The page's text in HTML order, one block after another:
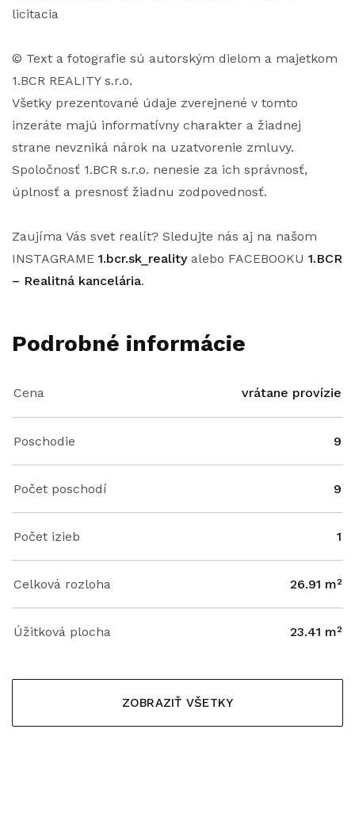
licitacia
© Text a fotografie sú autorským dielom a majetkom
1.BCR REALITY s.r.o.
Všetky prezentované údaje zverejnené v tomto
inzeráte majú informatívny charakter a žiadnej
strane nevzniká nárok na uzatvorenie zmluvy.
Spoločnosť 1.BCR s.r.o. nenesie za ich správnosť,
úplnosť a presnosť žiadnu zodpovednosť.
Zaujíma Vás svet realít? Sledujte nás aj na našom
INSTAGRAME 1.bcr.sk_realityalebo FACEBOOKU 1.BCR
– Realitná kancelária.
Podrobné informácie
Cena vrátane provízie
Poschodie 9
Počet poschodí 9
Počet izieb 1
Celková rozloha 26.91 m²
Úžitková plocha 23.41 m²
ZOBRAZIŤ VŠETKY